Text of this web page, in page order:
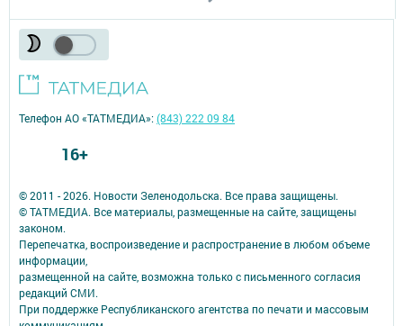
© 2011 - 2026. Новости Зеленодольска. Все права защищены.
© ТАТМЕДИА. Все материалы, размещенные на сайте, защищены
законом.
Перепечатка, воспроизведение и распространение в любом объеме
информации,
размещенной на сайте, возможна только с письменного согласия
редакций СМИ.
При поддержке Республиканского агентства по печати и массовым
Телефон АО «ТАТМЕДИА»:(843) 222 09 84
16+